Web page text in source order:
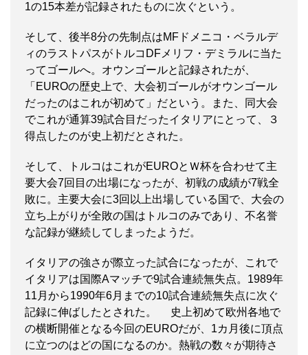
1の15本差が記録されたものに次ぐという。
そして、後半8分の先制点はMFドメニコ・ベラルデ
ィのラストパスがトルコDFメリフ・デミラルに当た
ってゴールへ。オウンゴールと記録されたが、
「EUROの歴史上で、大会初ゴールがオウンゴール
だったのはこれが初めて」だという。また、同大会
でこれが通算39試合目だったイタリアにとって、３
得点したのが史上初だとされた。
そして、トルコはこれがEUROとＷ杯を合わせて主
要大会7回目の出場になったが、初戦の成績が7戦全
敗に。主要大会に3回以上出場している国で、大会の
立ち上がりが全敗の国はトルコのみであり、不名誉
な記録が継続してしまったようだ。
イタリアの強さが際立った試合になったが、これで
イタリアは国際Aマッチで9試合連続無失点。1989年
11月から1990年6月までの10試合連続無失点に次ぐ
記録に伸ばしたとされた。 史上初めて欧州各地で
の横断開催となる今回のEUROだが、1カ月後に頂点
に立つのはどの国になるのか。熱戦の数々が期待さ